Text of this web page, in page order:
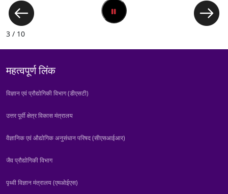
3 / 10
महत्वपूर्ण लिंक
विज्ञान एवं प्रौद्योगिकी विभाग (डीएसटी)
उत्तर पूर्वी क्षेत्र विकास मंत्रालय
वैज्ञानिक एवं औद्योगिक अनुसंधान परिषद (सीएसआईआर)
जैव प्रौद्योगिकी विभाग
पृथ्वी विज्ञान मंत्रालय (एमओईएस)